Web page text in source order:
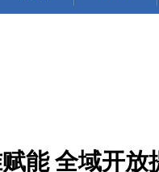
能 全域开放